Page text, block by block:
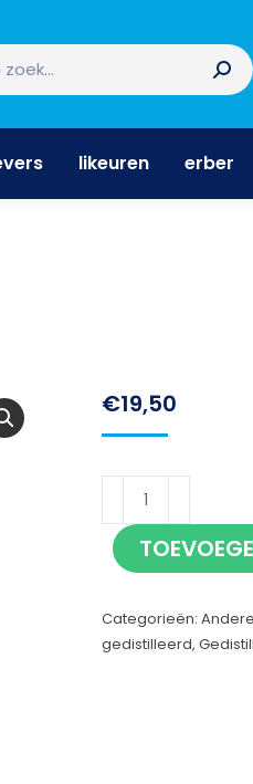
likeuren erber
€19,50
Disaronno
Velvet
70cl
Categorieën:
gedistilleerd,